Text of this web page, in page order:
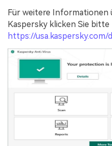
Für weitere Informationen
Kaspersky klicken Sie bitte
https://usa.kaspersky.com/